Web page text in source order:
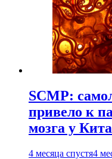
SCMP:
привело к
мозга у
4 месяца спустя4